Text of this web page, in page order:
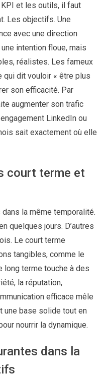
et les outils, il faut
Les objectifs. Une
avec une direction
intention floue, mais
réalistes. Les fameux
qui dit vouloir « être plus
son efficacité. Par
augmenter son trafic
LinkedIn ou
sait exactement où elle
court terme et
la même temporalité.
quelques jours. D’autres
Le court terme
tangibles, comme le
long terme touche à des
la réputation,
efficace mêle
une base solide tout en
nourrir la dynamique.
dans la